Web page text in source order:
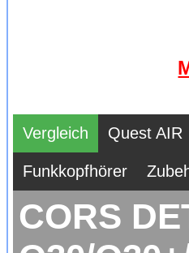
Vergleich Quest AIR
Funkkopfhörer
CORS